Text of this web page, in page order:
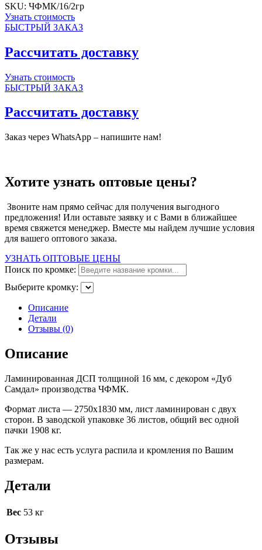
SKU: ЧФМК/16/2гр
Узнать стоимость
БЫСТРЫЙ ЗАКАЗ
Рассчитать доставку
Узнать стоимость
БЫСТРЫЙ ЗАКАЗ
Рассчитать доставку
Заказ через WhatsApp – напишите нам!
Хотите узнать оптовые цены?
Звоните нам прямо сейчас для получения выгодного
предложения! Или оставьте заявку и с Вами в ближайшее
время свяжется менеджер. Вместе мы найдем лучшие условия
для вашего оптового заказа.
УЗНАТЬ ОПТОВЫЕ ЦЕНЫ
Поиск по кромке:
Выберите кромку:
Описание
Детали
Отзывы (0)
Описание
Ламинированная ДСП толщиной 16 мм, с декором «Дуб
Самдал» производства ЧФМК.
Формат листа — 2750х1830 мм, лист ламинирован с двух
сторон. В заводской упаковке 36 листов, общий вес одной
пачки 1908 кг.
Так же у нас есть услуга распила и кромления по Вашим
размерам.
Детали
Вес 53 кг
Отзывы